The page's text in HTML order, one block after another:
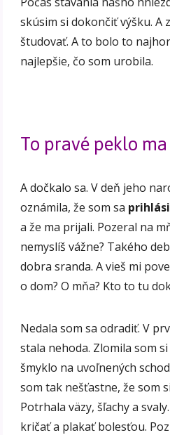
skúsim si dokončiť výšku. A
študovať. A to bolo to
najlepšie, čo som urobila.
To pravé peklo
A dočkalo sa. V deň jeho
oznámila, že som sa
a že ma prijali. Pozeral na
nemyslíš vážne? Takého
dobra sranda. A vieš mi
o dom? O mňa? Kto to tu
Nedala som sa odradiť. V
stala nehoda. Zlomila som
šmyklo na uvoľnených
som tak nešťastne, že som
Potrhala väzy, šľachy a
kričať a plakať bolesťou.